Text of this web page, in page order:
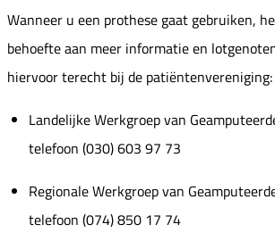
Wanneer u een prothese gaat gebruiken,
behoefte aan meer informatie en
hiervoor terecht bij de patiëntenvereniging:
Landelijke Werkgroep van
telefoon (030) 603 97 73
Regionale Werkgroep van
telefoon (074) 850 17 74